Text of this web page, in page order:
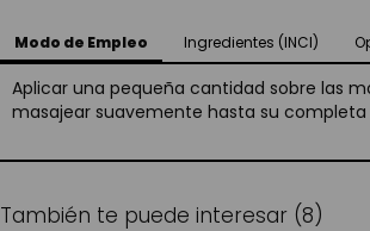
Modo de Empleo Ingredientes (INCI)
Aplicar una pequeña cantidad sobre las
masajear suavemente hasta su completa
También te puede interesar (8)